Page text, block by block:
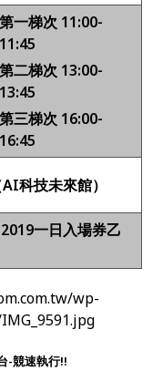
第一梯次 11:00-
11:45
第二梯次 13:00-
13:45
第三梯次 16:00-
16:45
科技未來館）
一日入場券乙
-競速執行!!